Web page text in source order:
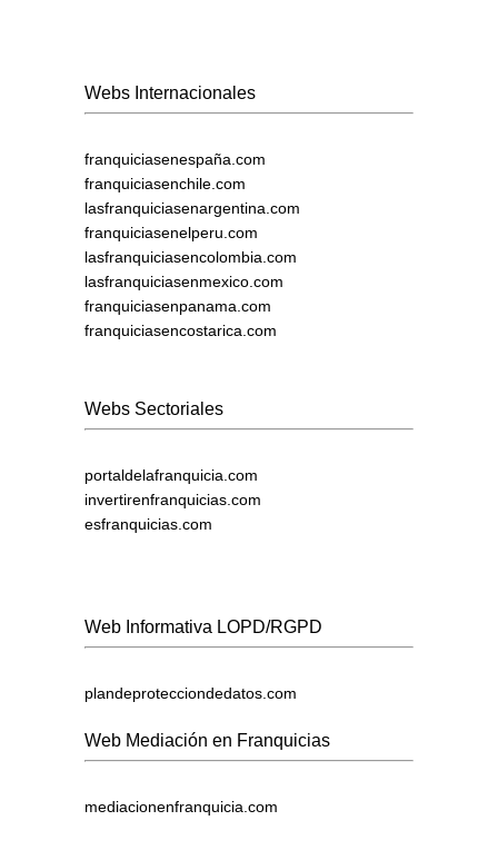
Webs Internacionales
franquiciasenespaña.com
franquiciasenchile.com
lasfranquiciasenargentina.com
franquiciasenelperu.com
lasfranquiciasencolombia.com
lasfranquiciasenmexico.com
franquiciasenpanama.com
franquiciasencostarica.com
Webs Sectoriales
portaldelafranquicia.com
invertirenfranquicias.com
esfranquicias.com
Web Informativa LOPD/RGPD
plandeprotecciondedatos.com
Web Mediación en Franquicias
mediacionenfranquicia.com